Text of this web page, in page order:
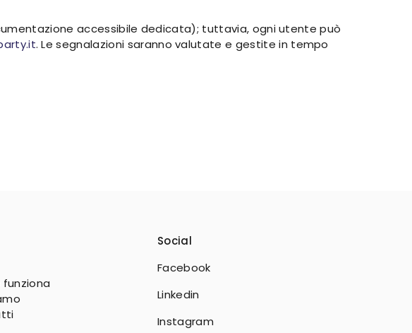
accessibile dedicata); tuttavia, ogni utente può
. Le segnalazioni saranno valutate e gestite in tempo
Social
Facebook
Linkedin
Instagram